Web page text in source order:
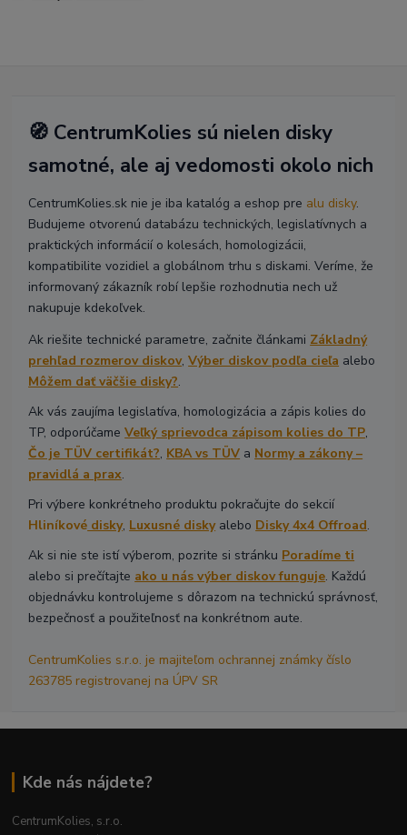
🧭 CentrumKolies sú nielen disky
samotné, ale aj vedomosti okolo nich
CentrumKolies.sk nie je iba katalóg a eshop pre alu disky.
Budujeme otvorenú databázu technických, legislatívnych a
praktických informácií o kolesách, homologizácii,
kompatibilite vozidiel a globálnom trhu s diskami. Veríme, že
informovaný zákazník robí lepšie rozhodnutia nech už
nakupuje kdekoľvek.
Ak riešite technické parametre, začnite článkami Základný
prehľad rozmerov diskov,Výber diskov podľa cieľa alebo
Môžem dať väčšie disky?.
Ak vás zaujíma legislatíva, homologizácia a zápis kolies do
TP, odporúčameVeľký sprievodca zápisom kolies do TP,
Čo je TÜV certifikát?, KBA vs TÜV a Normy a zákony –
pravidlá a prax.
Pri výbere konkrétneho produktu pokračujte do sekcií
Hliníkové disky, Luxusné diskyalebo Disky 4x4 Offroad.
Ak si nie ste istí výberom, pozrite si stránku Poradíme ti
alebo si prečítajte ako u nás výber diskov funguje. Každú
objednávku kontrolujeme s dôrazom na technickú správnosť,
bezpečnosť a použiteľnosť na konkrétnom aute.
CentrumKolies s.r.o. je majiteľom ochrannej známky číslo
263785 registrovanej na ÚPV SR
Kde nás nájdete?
CentrumKolies, s.r.o.